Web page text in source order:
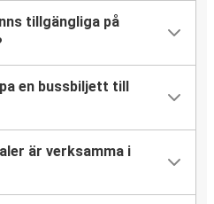
tillgängliga på
en bussbiljett till
är verksamma i